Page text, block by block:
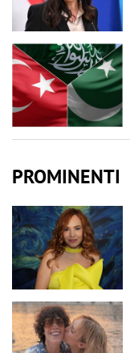
PROMINENTI